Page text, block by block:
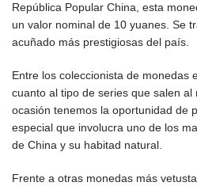
República Popular China, esta
un valor nominal de 10 yuanes. Se
acuñado más prestigiosas del país.
Entre los coleccionista de monedas
cuanto al tipo de series que salen
ocasión tenemos la oportunidad de
especial que involucra uno de los
de China y su habitad natural.
Frente a otras monedas más